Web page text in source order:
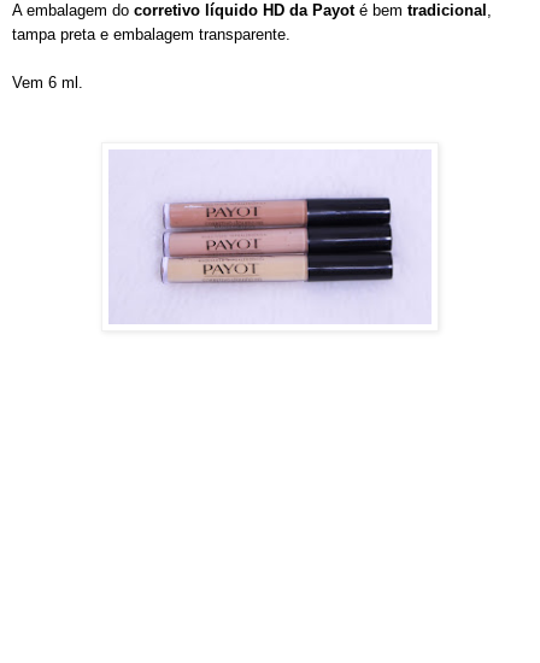
A embalagem do corretivo líquido HD da Payoté bem tradicional ,
tampa preta e embalagem transparente.
Vem 6 ml.